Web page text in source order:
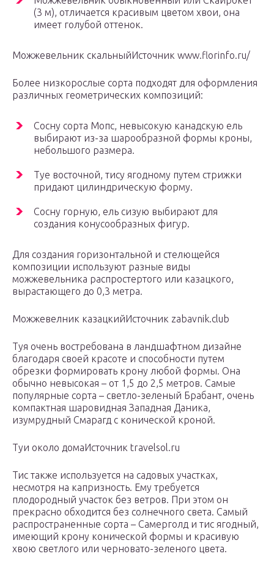
(3 м), отличается красивым цветом хвои, она
имеет голубой оттенок.
Можжевельник скальныйИсточник www.florinfo.ru/
Более низкорослые сорта подходят для оформления
различных геометрических композиций:
Сосну сорта Мопс, невысокую канадскую ель
выбирают из-за шарообразной формы кроны,
небольшого размера.
Туе восточной, тису ягодному путем стрижки
придают цилиндрическую форму.
Сосну горную, ель сизую выбирают для
создания конусообразных фигур.
Для создания горизонтальной и стелющейся
композиции используют разные виды
можжевельника распростертого или казацкого,
вырастающего до 0,3 метра.
Можжевелник казацкийИсточник zabavnik.club
Туя очень востребована в ландшафтном дизайне
благодаря своей красоте и способности путем
обрезки формировать крону любой формы. Она
обычно невысокая – от 1,5 до 2,5 метров. Самые
популярные сорта – светло-зеленый Брабант, очень
компактная шаровидная Западная Даника,
изумрудный Смарагд с конической кроной.
Туи около домаИсточник travelsol.ru
Тис также используется на садовых участках,
несмотря на капризность. Ему требуется
плодородный участок без ветров. При этом он
прекрасно обходится без солнечного света. Самый
распространенные сорта – Самерголд и тис ягодный,
имеющий крону конической формы и красивую
хвою светлого или черновато-зеленого цвета.